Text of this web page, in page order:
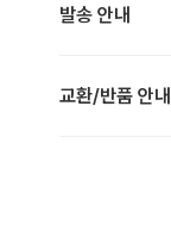
발송 안내
교환/반품 안내